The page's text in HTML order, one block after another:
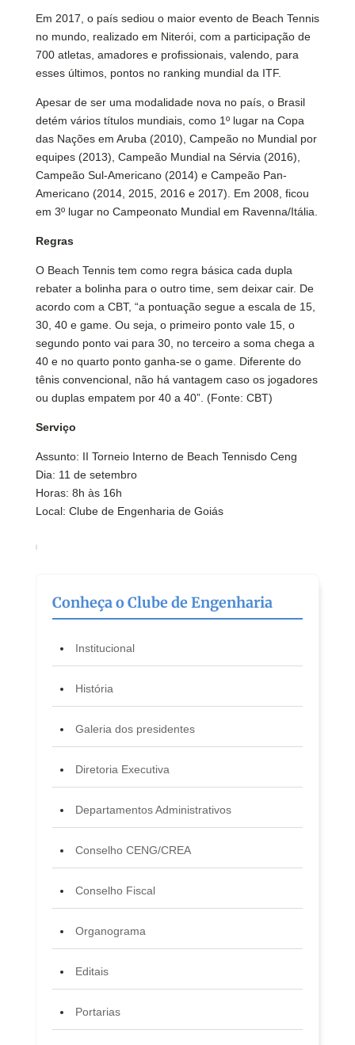
Em 2017, o país sediou o maior evento de Beach Tennis
no mundo, realizado em Niterói, com a participação de
700 atletas, amadores e profissionais, valendo, para
esses últimos, pontos no ranking mundial da ITF.
Apesar de ser uma modalidade nova no país, o Brasil
detém vários títulos mundiais, como 1º lugar na Copa
das Nações em Aruba (2010), Campeão no Mundial por
equipes (2013), Campeão Mundial na Sérvia (2016),
Campeão Sul-Americano (2014) e Campeão Pan-
Americano (2014, 2015, 2016 e 2017). Em 2008, ficou
em 3º lugar no Campeonato Mundial em Ravenna/Itália.
Regras
O Beach Tennis tem como regra básica cada dupla
rebater a bolinha para o outro time, sem deixar cair. De
acordo com a CBT, “a pontuação segue a escala de 15,
30, 40 e game. Ou seja, o primeiro ponto vale 15, o
segundo ponto vai para 30, no terceiro a soma chega a
40 e no quarto ponto ganha-se o game. Diferente do
tênis convencional, não há vantagem caso os jogadores
ou duplas empatem por 40 a 40”. (Fonte: CBT)
Serviço
Assunto: II Torneio Interno de Beach Tennisdo Ceng
Dia: 11 de setembro
Horas: 8h às 16h
Local: Clube de Engenharia de Goiás
Conheça o Clube de Engenharia
Institucional
História
Galeria dos presidentes
Diretoria Executiva
Departamentos Administrativos
Conselho CENG/CREA
Conselho Fiscal
Organograma
Editais
Portarias